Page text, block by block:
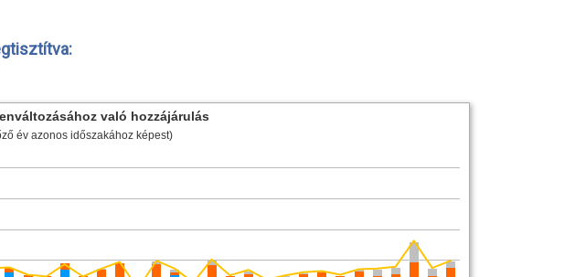
való hozzájárulás
év azonos időszakához képest)